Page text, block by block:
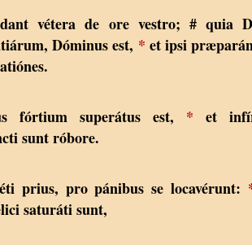
vétera de ore vestro; # quia
Dóminus est, * et ipsi
fórtium superátus est, * et
sunt róbore.
prius, pro pánibus se locavérunt:
saturáti sunt,